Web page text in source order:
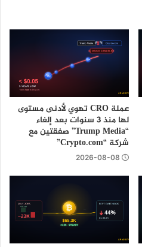
عملة CRO تهوي لأدنى مستوى
لها منذ 3 سنوات بعد إلغاء
“Trump Media” صفقتين مع
شركة “Crypto.com”
2026-08-08